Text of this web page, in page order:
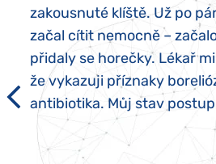
zakousnuté klíště. Už po
začal cítit nemocně –
přidaly se horečky. Lékař
že vykazuji příznaky
antibiotika. Můj stav